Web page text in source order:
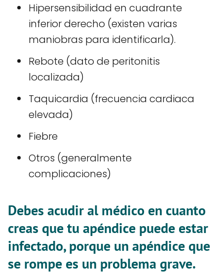
Hipersensibilidad en cuadrante
inferior derecho (existen varias
maniobras para identificarla).
Rebote (dato de peritonitis
localizada)
Taquicardia (frecuencia cardiaca
elevada)
Fiebre
Otros (generalmente
complicaciones)
Debes acudir al médico en cuanto
creas que tu apéndice puede estar
infectado, porque un apéndice que
se rompe es un problema grave.